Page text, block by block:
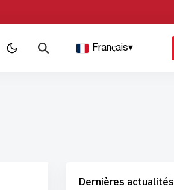
Français▾
Dernières actualités